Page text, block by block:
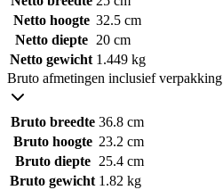
Netto hoogte 32.5 cm
Netto diepte
20 cm
Netto gewicht 1.449 kg
Bruto afmetingen inclusief verpakking
Bruto breedte 36.8 cm
Bruto hoogte 23.2 cm
Bruto diepte
25.4 cm
Bruto gewicht 1.82 kg